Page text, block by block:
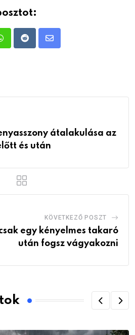
RedditShare
átalakulása az
és után
KÖVETKEZŐ POSZT
egy kényelmes takaró
után fogsz vágyakozni